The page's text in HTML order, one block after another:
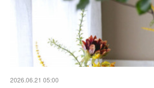
2026.06.21 05:00